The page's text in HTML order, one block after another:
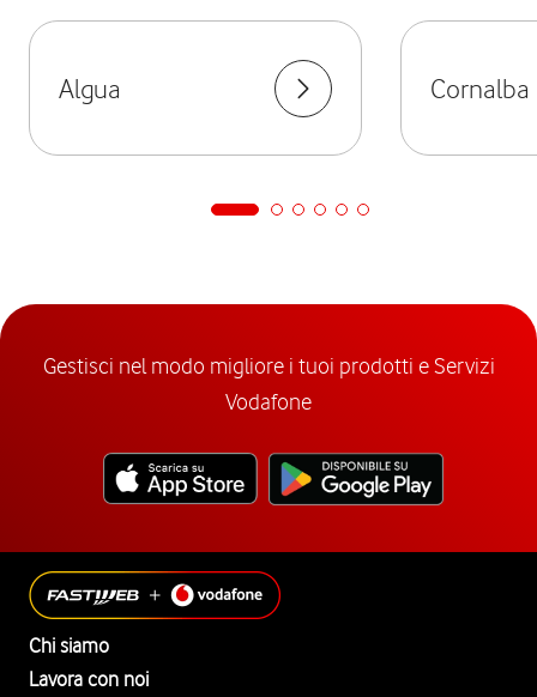
Algua Cornalba
Gestisci nel modo migliore i tuoi prodotti e Servizi
Vodafone
Chi siamo
Lavora con noi